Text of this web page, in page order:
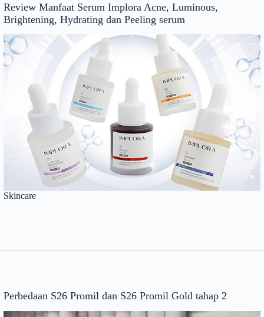
Review Manfaat Serum Implora Acne, Luminous,
Brightening, Hydrating dan Peeling serum
Skincare
Perbedaan S26 Promil dan S26 Promil Gold tahap 2